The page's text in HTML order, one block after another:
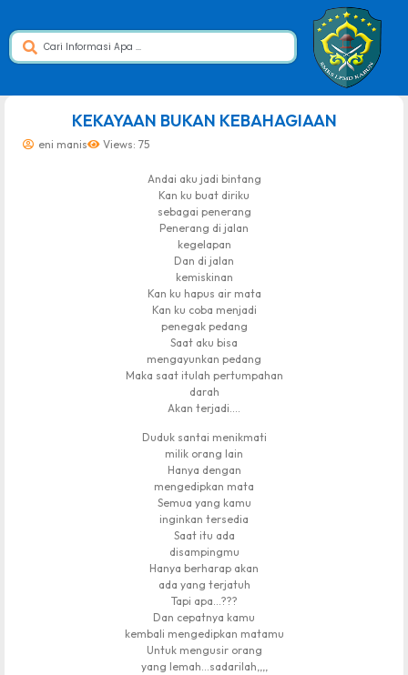
KEKAYAAN BUKAN KEBAHAGIAAN
eni manis Views: 75
Andai aku jadi bintang
Kan ku buat diriku
sebagai penerang
Penerang di jalan
kegelapan
Dan di jalan
kemiskinan
Kan ku hapus air mata
Kan ku coba menjadi
penegak pedang
Saat aku bisa
mengayunkan pedang
Maka saat itulah pertumpahan
darah
Akan terjadi….
Duduk santai menikmati
milik orang lain
Hanya dengan
mengedipkan mata
Semua yang kamu
inginkan tersedia
Saat itu ada
disampingmu
Hanya berharap akan
ada yang terjatuh
Tapi apa…???
Dan cepatnya kamu
kembali mengedipkan matamu
Untuk mengusir orang
yang lemah…sadarilah,,,,